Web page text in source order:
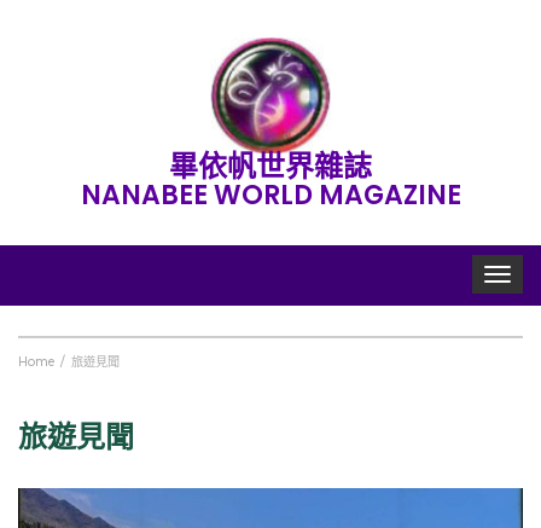
畢依帆世界雜誌
NANABEE WORLD MAGAZINE
Toggle
Home 旅遊見聞
旅遊見聞